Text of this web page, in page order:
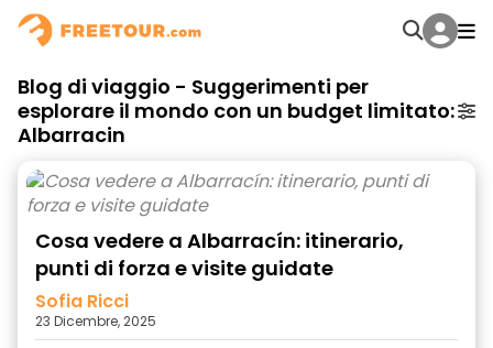
Blog di viaggio - Suggerimenti per
esplorare il mondo con un budget limitato:
Albarracin
Cosa vedere a Albarracín: itinerario,
punti di forza e visite guidate
Sofia Ricci
23 Dicembre, 2025